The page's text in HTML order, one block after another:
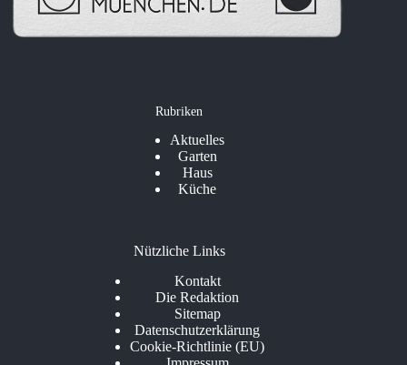
Rubriken
Aktuelles
Garten
Haus
Küche
Nützliche Links
Kontakt
Die Redaktion
Sitemap
Datenschutzerklärung
Cookie-Richtlinie (EU)